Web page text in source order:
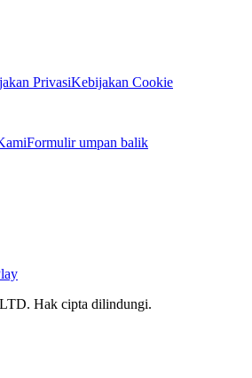
PrivasiKebijakan Cookie
Formulir umpan balik
Hak cipta dilindungi.